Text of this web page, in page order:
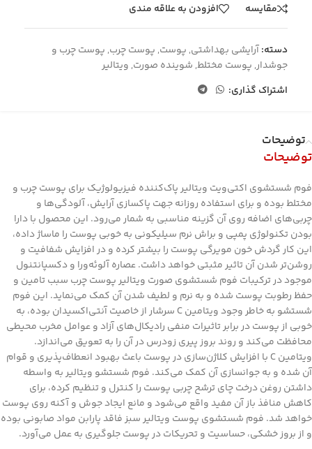
مقایسه افزودن به علاقه مندی
دسته:آرایشی بهداشتی, پوست, پوست چرب, پوست چرب و
جوشدار, پوست مختلط, شوینده صورت, ویتالیر
اشتراک گذاری:
توضیحات
توضیحات
فوم شستشوی اکتی‌ویت ویتالیر پاک‌کننده فیزیولوژیک برای پوست چرب و
مختلط بوده و برای استفاده روزانه جهت پاکسازی آرایش، آلودگی‌ها و
چربی‌های اضافه روی آن گزینه مناسبی به شمار می‌رود. این محصول با دارا
بودن تکنولوژی پمپی و براش نرم سیلیکونی به خوبی پوست را ماساژ داده،
این کار گردش خون مویرگی پوست را بیشتر کرده و در افزایش شفافیت و
روشن‌تر شدن آن تاثیر مثبتی خواهد داشت. عصاره آلوئه‌ورا و دکسپانتنول
موجود در ترکیبات فوم شستشوی صورت ویتالیر پوست چرب سبب تامین و
حفظ رطوبت پوست شده و به نرم و لطیف شدن آن کمک می‌نماید. این فوم
شستشو به خاطر وجود ویتامین C سرشار از خاصیت آنتی‌اکسیدان بوده، به
خوبی از پوست در برابر تاثیرات منفی رادیکال‌های آزاد و عوامل مخرب محیطی
محافظت می‌کند و روند بروز پیری زودرس در آن را به تعویق می‌اندازد.
ویتامین C با افزایش کلاژن‌سازی در پوست باعث بهبود انعطاف‌پذیری و قوام
آن شده و به جوانسازی آن کمک می‌کند. فوم شستشو ویتالیر به واسطه
داشتن روغن درخت چای ترشح چربی پوست را کنترل و تنظیم کرده، برای
کاهش منافذ باز آن مفید واقع می‌شود و مانع ایجاد جوش و آکنه روی پوست
خواهد شد. فوم شستشوی پوست ویتالیر سبز فاقد پارابن مواد صابونی بوده
و از بروز خشکی، حساسیت و تحریکات در پوست جلوگیری به عمل می‌آورد.